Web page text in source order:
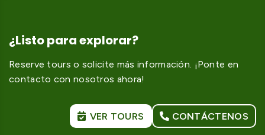
¿Listo para explorar?
Reserve tours o solicite más información. ¡Ponte en
contacto con nosotros ahora!
VER TOURS CONTÁCTENOS